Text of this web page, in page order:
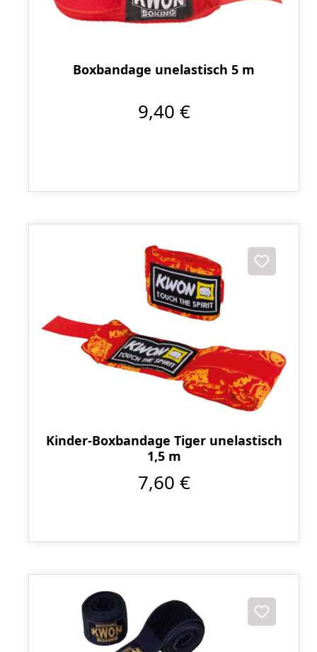
Boxbandage unelastisch 5 m
9,40 €
Kinder-Boxbandage Tiger unelastisch
1,5 m
7,60 €